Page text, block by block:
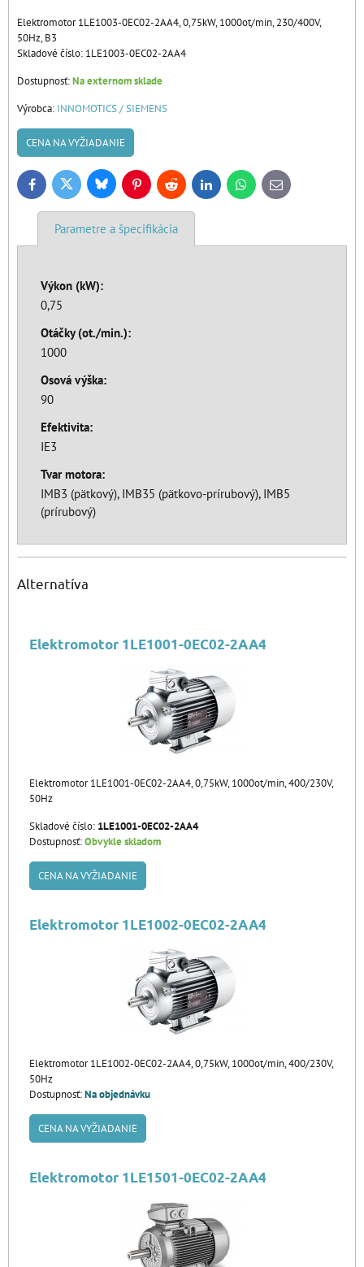
Elektromotor 1LE1003-0EC02-2AA4, 0,75kW, 1000ot/min, 230/400V,
50Hz, B3
Skladové číslo: 1LE1003-0EC02-2AA4
Dostupnosť:Na externom sklade
Výrobca: INNOMOTICS / SIEMENS
CENA NA VYŽIADANIE
FacebookTwitter BlueskyPinterestReddit LinkedInWhatsApp
E-
mail
Parametre a špecifikácia
Výkon (kW):
0,75
Otáčky (ot./min.):
1000
Osová výška:
90
Efektivita:
IE3
Tvar motora:
IMB3 (pätkový), IMB35 (pätkovo-prírubový), IMB5
(prírubový)
Alternatíva
Elektromotor 1LE1001-0EC02-2AA4
Elektromotor 1LE1001-0EC02-2AA4, 0,75kW, 1000ot/min, 400/230V,
50Hz
Skladové číslo: 1LE1001-0EC02-2AA4
Dostupnosť:Obvykle skladom
CENA NA VYŽIADANIE
Elektromotor 1LE1002-0EC02-2AA4
Elektromotor 1LE1002-0EC02-2AA4, 0,75kW, 1000ot/min, 400/230V,
50Hz
Dostupnosť:Na objednávku
CENA NA VYŽIADANIE
Elektromotor 1LE1501-0EC02-2AA4